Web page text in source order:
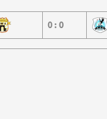
0 : 0